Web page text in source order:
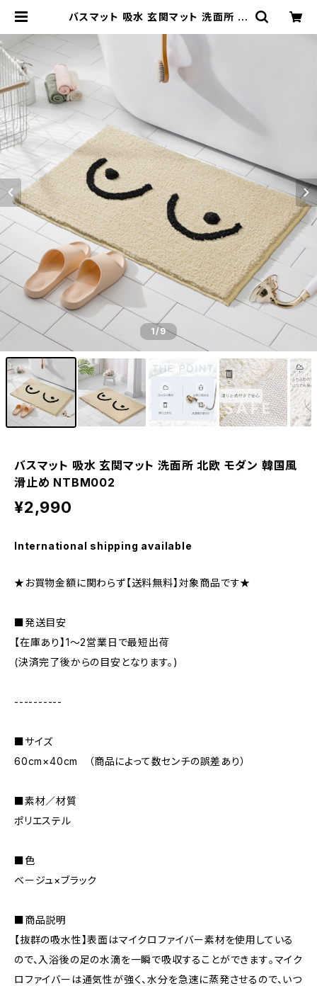
バスマット 吸水 玄関マット 洗面所 北
| Natty & Company
1/9
バスマット 吸水 玄関マット 洗面所 北欧 モダン 韓国風
滑止め NTBM002
¥2,990
International shipping available
★お買物金額に関わらず【送料無料】対象商品です★
■発送目安
【在庫あり】1〜2営業日で最短出荷
(決済完了後からの目安となります。)
----------
■サイズ
60cm×40cm （商品によって数センチの誤差あり）
■素材／材質
ポリエステル
■色
ベージュ×ブラック
■商品説明
【抜群の吸水性】表面はマイクロファイバー素材を使用している
ので、入浴後の足の水滴を一瞬で吸収することができます｡マイク
ロファイバーは通気性が強く、水分を急速に蒸発させるので、いつ